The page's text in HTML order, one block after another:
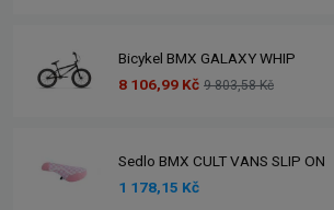
Bicykel BMX GALAXY WHIP
8 106,99 Kč 9 803,58 Kč
Sedlo BMX CULT VANS SLIP ON
1 178,15 Kč